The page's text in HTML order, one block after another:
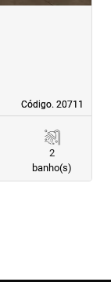
Código. 20711
Código. 20711
2
banho(s)